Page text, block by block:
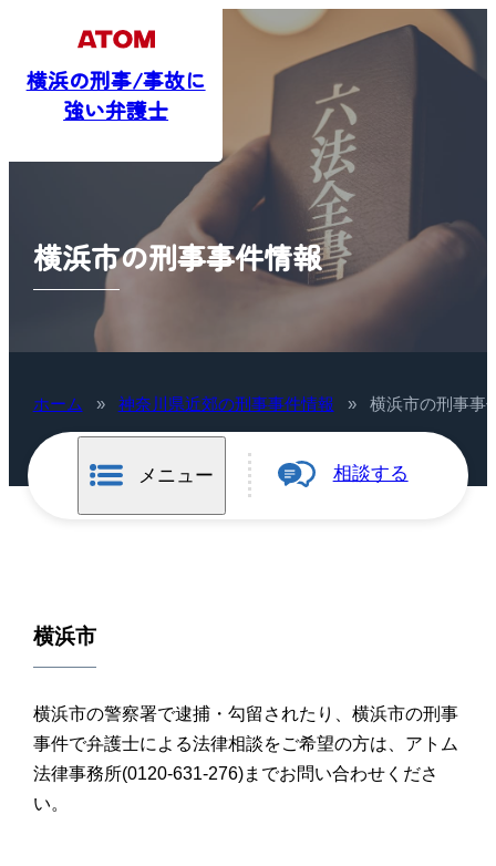
横浜の刑事/事故に
横浜市の刑事事件情報
ホーム » 神奈川県近郊の刑事事件情報 » 横浜市の刑事事
メニュー 相談する
横浜市
横浜市の警察署で逮捕・勾留されたり、横浜市の刑事
事件で弁護士による法律相談をご希望の方は、アトム
法律事務所(0120-631-276)までお問い合わせくださ
い。